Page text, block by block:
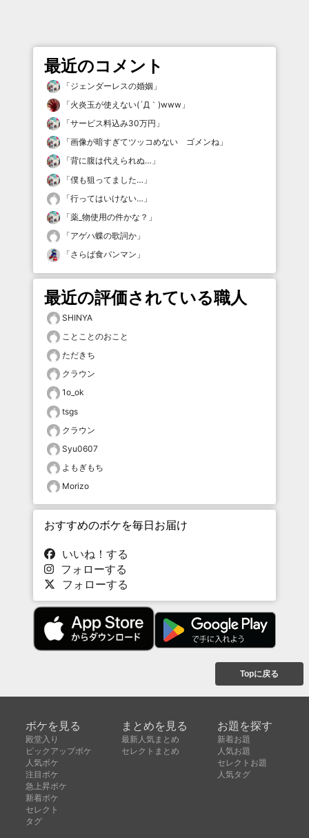
最近のコメント
「ジェンダーレスの婚姻 」
「火炎玉が使えない(´Д｀)www 」
「サービス料込み30万円 」
「画像が暗すぎてツッコめない ゴメンね 」
「背に腹は代えられぬ… 」
「僕も狙ってました… 」
「行ってはいけない… 」
「薬_物使用の件かな？ 」
「アゲハ蝶の歌詞か 」
「さらば食パンマン 」
最近の評価されている職人
SHINYA
ことことのおこと
ただきち
クラウン
1o_ok
tsgs
クラウン
Syu0607
よもぎもち
Morizo
おすすめのボケを毎日お届け
いいね！する
フォローする
フォローする
Topに戻る
ボケを見る
殿堂入り
ピックアップボケ
人気ボケ
注目ボケ
急上昇ボケ
新着ボケ
セレクト
タグ
まとめを見る
最新人気まとめ
セレクトまとめ
お題を探す
新着お題
人気お題
セレクトお題
人気タグ